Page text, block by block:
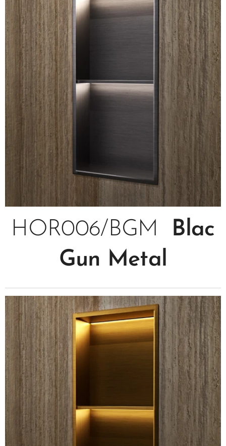
HOR006/BGM Blac
Gun Metal